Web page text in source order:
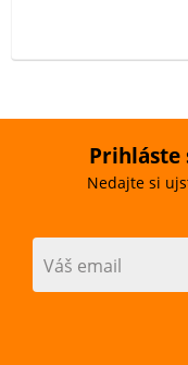
Prihláste
Nedajte si
Váš email